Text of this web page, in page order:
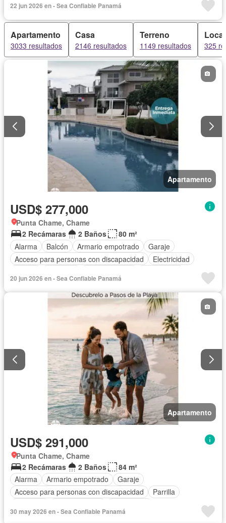
Gas natural
Vista panorámica
Agua
22 jun 2026 en - Sea Confiable Panamá
Apartamento
3033 resultados
Casa
2146 resultados
Terreno
1149 resultados 325
Apartamento
USD$ 277,000
Punta Chame, Chame
2 Recámaras
2 Baños
80 m²
Alarma
Balcón Armario empotrado
Garaje
Acceso para personas con discapacidad
Electricidad
Vista panorámica
Seguridad
20 jun 2026 en - Sea Confiable Panamá
Apartamento
USD$ 291,000
Punta Chame, Chame
2 Recámaras
2 Baños
84 m²
Alarma
Armario empotrado
Garaje
Acceso para personas con discapacidad
Parrilla
Vista panorámica
Seguridad Piscina
30 may 2026 en - Sea Confiable Panamá